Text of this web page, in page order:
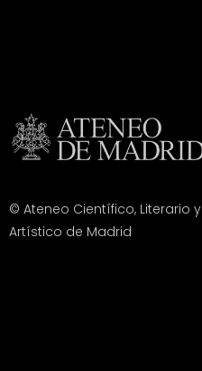
© Ateneo Científico, Literario y
Artístico de Madrid